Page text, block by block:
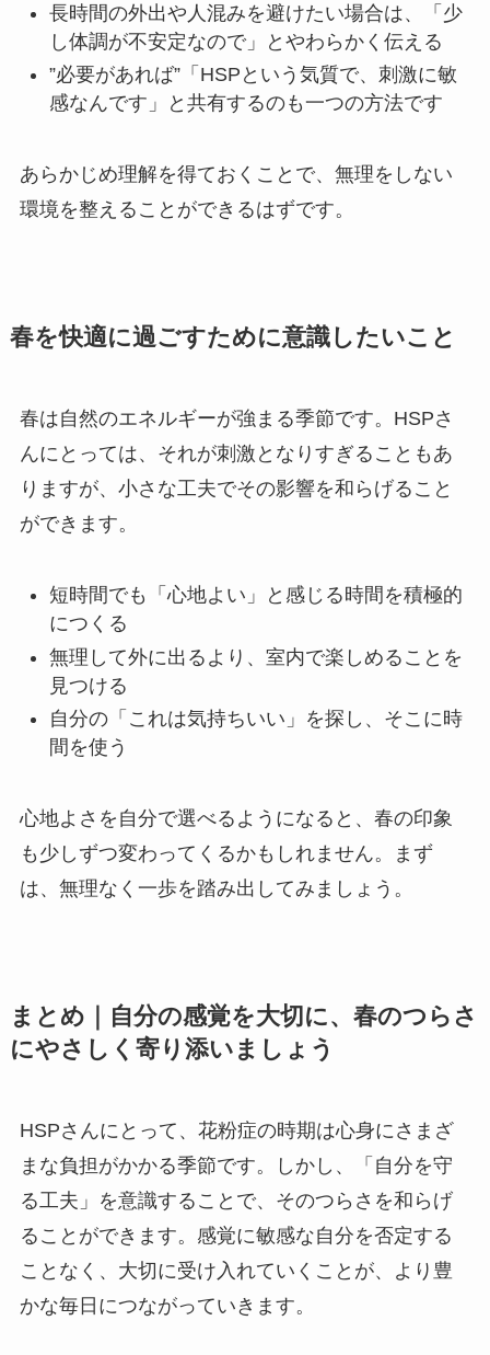
長時間の外出や人混みを避けたい場合は、「少
し体調が不安定なので」とやわらかく伝える
”必要があれば”「HSPという気質で、刺激に敏
感なんです」と共有するのも一つの方法です
あらかじめ理解を得ておくことで、無理をしない
環境を整えることができるはずです。
春を快適に過ごすために意識したいこと
春は自然のエネルギーが強まる季節です。HSPさ
んにとっては、それが刺激となりすぎることもあ
りますが、小さな工夫でその影響を和らげること
ができます。
短時間でも「心地よい」と感じる時間を積極的
につくる
無理して外に出るより、室内で楽しめることを
見つける
自分の「これは気持ちいい」を探し、そこに時
間を使う
心地よさを自分で選べるようになると、春の印象
も少しずつ変わってくるかもしれません。まず
は、無理なく一歩を踏み出してみましょう。
まとめ｜自分の感覚を大切に、春のつらさ
にやさしく寄り添いましょう
HSPさんにとって、花粉症の時期は心身にさまざ
まな負担がかかる季節です。しかし、「自分を守
る工夫」を意識することで、そのつらさを和らげ
ることができます。感覚に敏感な自分を否定する
ことなく、大切に受け入れていくことが、より豊
かな毎日につながっていきます。